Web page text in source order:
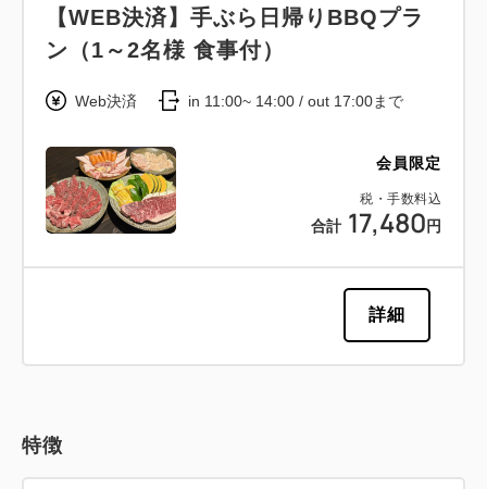
会員限定
税・手数料込
合計 17,480 円
【WEB決済】手ぶら日帰りBBQプラ
ン（1～2名様 食事付）
Web決済 in 11:00~ 14:00 / out 17:00まで
詳細
特徴